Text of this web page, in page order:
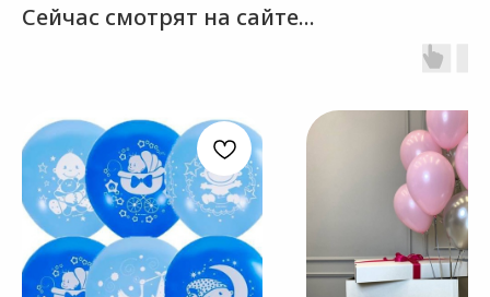
Сейчас смотрят на сайте...